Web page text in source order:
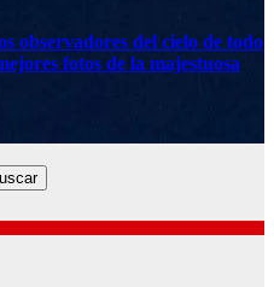
observadores del cielo de todo
fotos de la majestuosa